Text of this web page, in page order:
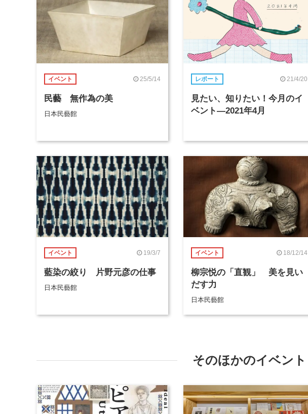
イベント 25/5/14
民藝 無作為の美
日本民藝館
レポート 21/4/20
見たい、知りたい！今月のイ
ベント―2021年4月
イベント 19/3/7
藍染の絞り 片野元彦の仕事
日本民藝館
イベント 18/12/14
柳宗悦の「直観」 美を見い
だす力
日本民藝館
そのほかのイベント